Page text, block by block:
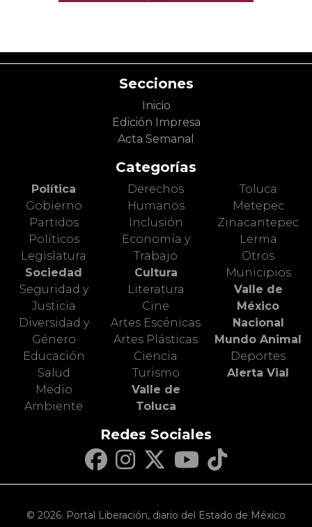
Secciones
Inicio
Edición Impresa
Acta Semanal
Categorías
Política
Gobierno
Partidos
Políticos
Legislatura
Sociedad
Seguridad y
Justicia
Diversidad y
Género
Educación
Salud
Medio
Ambiente
Derechos
Humanos
Inclusión
Economía y
Trabajo
Cultura
Literatura
Cine
Artes Escénicas
Artes Plásticas
Ciencia
Turismo
Valle de
Toluca
Toluca
Metepec
Zinacantepec
Lerma
Otros
Municipios
Valle de
México
Nacional
Mundo Animal
Deportes
Alerta Vial
Redes Sociales
© 2026. Portal Liberación, diario del Estado de México